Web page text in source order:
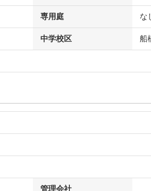
専用庭 な
中学校区 船
管理会社